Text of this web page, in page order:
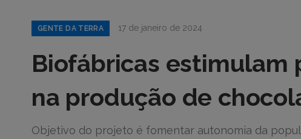
GENTE DA TERRA 17 de janeiro de 2024
Biofábricas estimulam
na produção de
Objetivo do projeto é fomentar autonomia da